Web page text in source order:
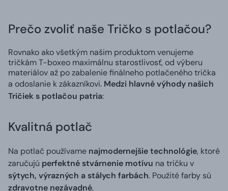
Prečo zvoliť naše Tričko s potlačou?
Rovnako ako všetkým našim produktom venujeme
tričkám T-boxeo maximálnu starostlivosť, od výberu
materiálov až po zabalenie finálneho potlačeného trička
a odoslanie k zákazníkovi. Medzi hlavné výhody našich
Tričiek s potlačou patria:
Kvalitná potlač
Na potlač používame najmodernejšie technológie, ktoré
zaručujú perfektné stvárnenie motívu na tričku v
sýtych, výrazných a stálych farbách. Použité farby sú
zdravotne nezávadné.